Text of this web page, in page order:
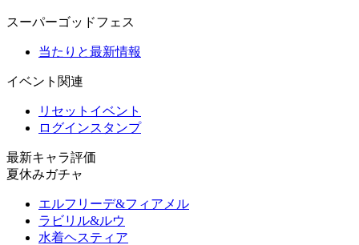
スーパーゴッドフェス
当たりと最新情報
イベント関連
リセットイベント
ログインスタンプ
最新キャラ評価
夏休みガチャ
エルフリーデ&フィアメル
ラビリル&ルウ
水着ヘスティア